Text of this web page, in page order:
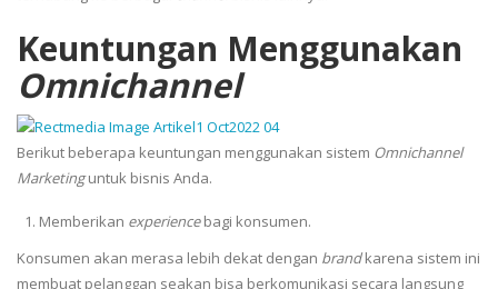
Keuntungan Menggunakan
Omnichannel
Berikut beberapa keuntungan menggunakan sistem Omnichannel
Marketinguntuk bisnis Anda.
Memberikan experiencebagi konsumen.
Konsumen akan merasa lebih dekat dengan brandkarena sistem ini
membuat pelanggan seakan bisa berkomunikasi secara langsung